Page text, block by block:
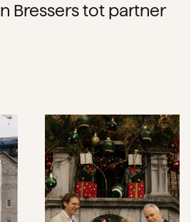
Bressers tot partner